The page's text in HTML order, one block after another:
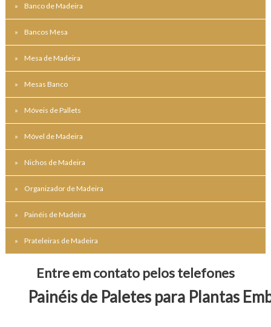
Banco de Madeira
Bancos Mesa
Mesa de Madeira
Mesas Banco
Móveis de Pallets
Móvel de Madeira
Nichos de Madeira
Organizador de Madeira
Painéis de Madeira
Prateleiras de Madeira
Entre em contato pelos telefones
Painéis de Paletes para Plantas